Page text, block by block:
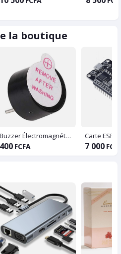
la boutique
Buzzer Électromagnétique
400 FCFA
Carte
7 000